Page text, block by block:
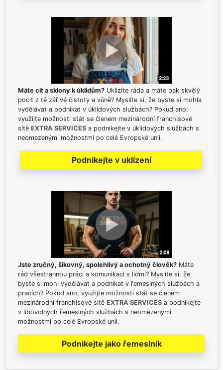
Máte cit a sklony k úklidům? Uklízíte ráda a máte pak skvělý
pocit z té zářivé čistoty a vůně? Myslíte si, že byste si mohla
vydělávat a podnikat v úklidových službách? Pokud ano,
využijte možnosti stát se členem mezinárodní franchisové
sítě EXTRA SERVICES a podnikejte v úklidových službách s
neomezenými možnostmi po celé Evropské unii.
Podnikejte v uklízení
Jste zručný, šikovný, spolehlivý a ochotný člověk? Máte
rád všestrannou práci a komunikaci s lidmi? Myslíte si, že
byste si mohl vydělávat a podnikat v řemeslných službách a
pracích? Pokud ano, využijte možnosti stát se členem
mezinárodní franchisové sítě EXTRA SERVICES a podnikejte
v libovolných řemeslných službách s neomezenými
možnostmi po celé Evropské unii.
Podnikejte jako řemeslník